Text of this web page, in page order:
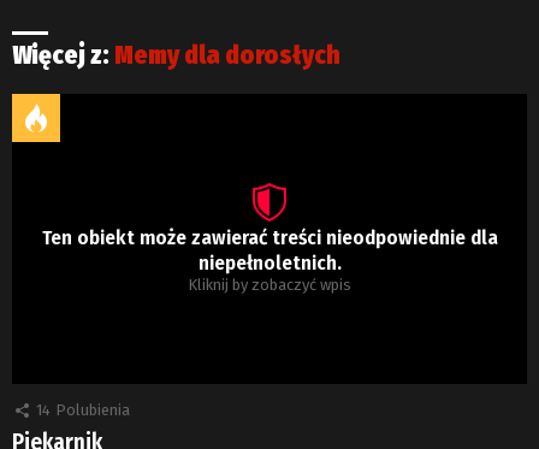
Więcej z: Memy dla dorosłych
Ten obiekt może zawierać treści nieodpowiednie dla
niepełnoletnich.
Kliknij by zobaczyć wpis
14 Polubienia
Piekarnik